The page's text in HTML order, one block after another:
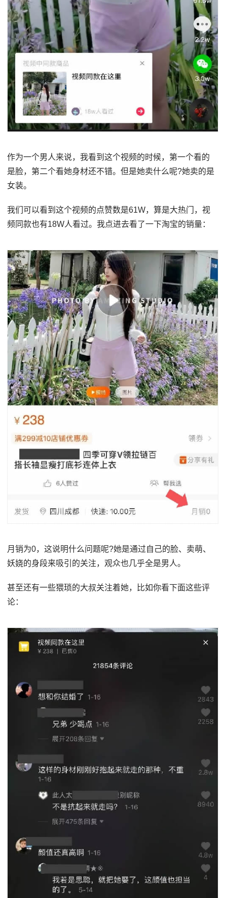
作为一个男人来说，我看到这个视频的时候，第一个看的
是脸，第二个看她身材还不错。但是她卖什么呢?她卖的是
女装。
我们可以看到这个视频的点赞数是61W，算是大热门，视
频同款也有18W人看过。我点进去看了一下淘宝的销量：
月销为0，这说明什么问题呢?她是通过自己的脸、卖萌、
妖娆的身段来吸引的关注，观众也几乎全是男人。
甚至还有一些猥琐的大叔关注着她，比如你看下面这些评
论：